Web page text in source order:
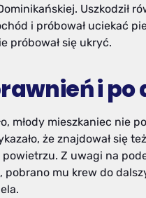
Uszkodził
i próbował uciekać
próbował się ukryć.
i
młody mieszkaniec nie
że znajdował się
Z uwagi na
pobrano mu krew do